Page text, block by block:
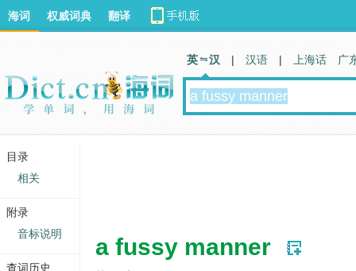
a fussy manner
海词 权威词典 翻译
英 汉 | 汉语 | 上海话 广
目录
相关
附录
音标说明
查词历史